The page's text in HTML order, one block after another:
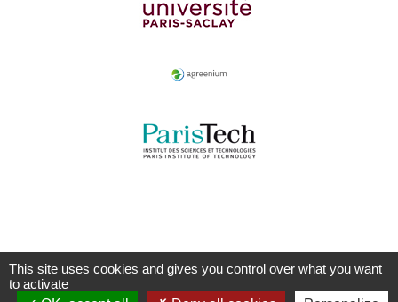
This site uses cookies and gives you control over what you want
to activate